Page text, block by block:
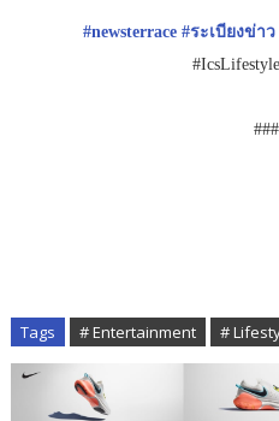
#newsterrace #ระเบียงข่าว
###
Tags # Entertainment #